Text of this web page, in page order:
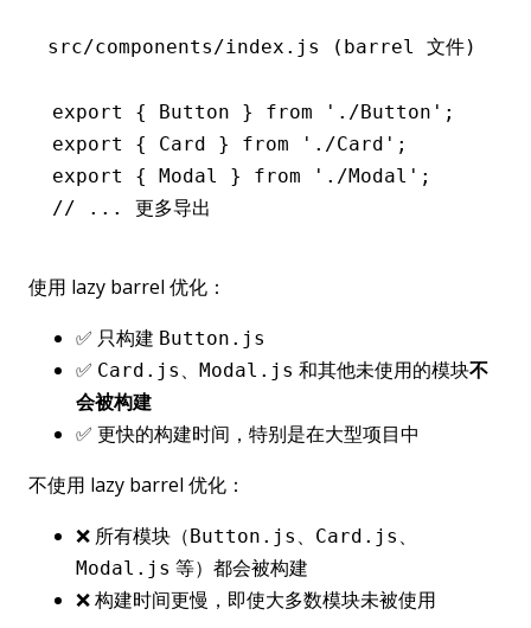
src/components/index.js (barrel 文件)
export { Button } from './Button' ;
export
{ Card } from './Card' ;
export
{ Modal } from './Modal' ;
// ... 更多导出
使用 lazy barrel 优化：
✅ 只构建 Button.js
✅ Card.js 、 Modal.js 和其他未使用的模块不
会被构建
✅ 更快的构建时间，特别是在大型项目中
不使用 lazy barrel 优化：
❌ 所有模块（ Button.js 、 Card.js 、
Modal.js 等）都会被构建
❌ 构建时间更慢，即使大多数模块未被使用